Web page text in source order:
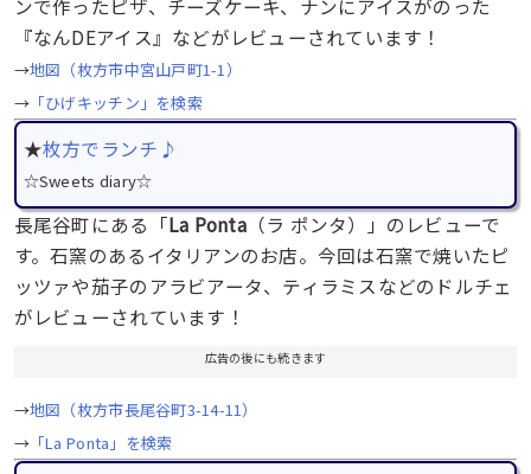
ンで作ったピザ、チーズケーキ、ナンにアイスがのった
『なんDEアイス』などがレビューされています！
→地図（枚方市中宮山戸町1-1）
→「ひげキッチン」を検索
★枚方でランチ♪
☆Sweets diary☆
長尾谷町にある「La Ponta（ラ ポンタ）」のレビューで
す。石窯のあるイタリアンのお店。今回は石窯で焼いたピ
ッツァや茄子のアラビアータ、ティラミスなどのドルチェ
がレビューされています！
広告の後にも続きます
→地図（枚方市長尾谷町3-14-11）
→「La Ponta」を検索